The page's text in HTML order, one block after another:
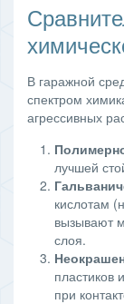
В гаражной
спектром
агрессивных
лучшей
кислотам
вызывают
слоя.
пластиков
при